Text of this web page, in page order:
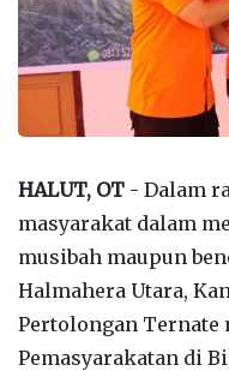
HALUT, OT - Dalam
masyarakat dalam
musibah maupun
Halmahera Utara,
Pertolongan Ternate
Pemasyarakatan di